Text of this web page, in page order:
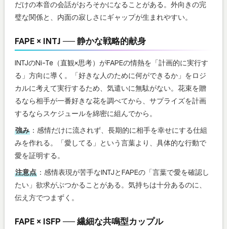
だけの本音の会話がおろそかになることがある。外向きの完
璧な関係と、内面の寂しさにギャップが生まれやすい。
FAPE × INTJ ── 静かな戦略的献身
INTJのNi-Te（直観×思考）がFAPEの情熱を「計画的に実行す
る」方向に導く。「好きな人のために何ができるか」をロジ
カルに考えて実行するため、気遣いに無駄がない。花束を贈
るなら相手が一番好きな花を調べてから、サプライズを計画
するならスケジュールを綿密に組んでから。
強み ：感情だけに流されず、長期的に相手を幸せにする仕組
みを作れる。「愛してる」という言葉より、具体的な行動で
愛を証明する。
注意点 ：感情表現が苦手なINTJとFAPEの「言葉で愛を確認し
たい」欲求がぶつかることがある。気持ちは十分あるのに、
伝え方でつまずく。
FAPE × ISFP ── 繊細な共鳴型カップル